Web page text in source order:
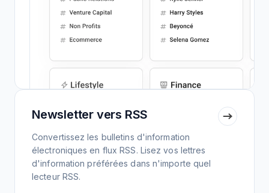
Newsletter vers RSS
Convertissez les bulletins d'information
électroniques en flux RSS. Lisez vos lettres
d'information préférées dans n'importe quel
lecteur RSS.